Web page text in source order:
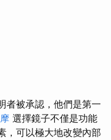
者被承認，他們是第一
選擇鏡子不僅是功能
，可以極大地改變內部